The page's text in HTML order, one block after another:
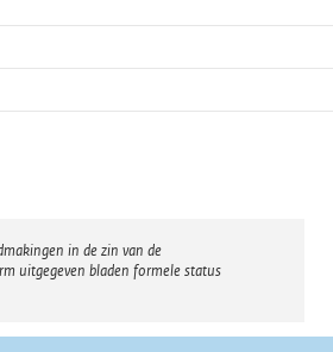
in de zin van de
uitgegeven bladen formele status